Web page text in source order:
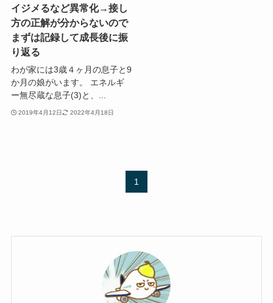
イジメるなど異常化→接し
方の正解が分からないので
まずは記録して成長後に振
り返る
わが家には3歳４ヶ月の息子と9
か月の娘がいます。 エネルギ
ー無尽蔵な息子(3)と、...
2019年4月12日 2022年4月18日
1